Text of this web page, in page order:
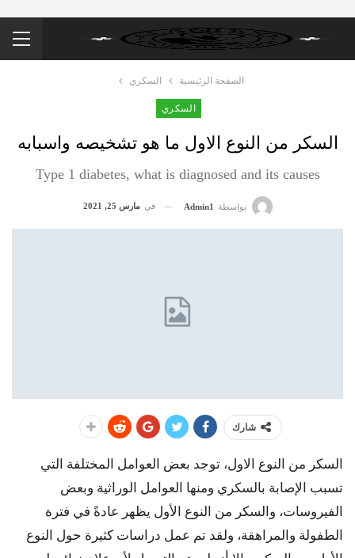
الصفحة الرئيسية السكري
السكري
السكر من النوع الاول ما هو تشخيصه واسبابه
Type 1 diabetes, what is diagnosed and its causes
بواسطة Admin1 في مارس 25, 2021
شارك
السكر من النوع الاول، توجد بعض العوامل المختلفة التي
تسبب الإصابة بالسكري ومنها العوامل الوراثية وبعض
الفيروسات، والسكر من النوع الأول يظهر عادةً في فترة
الطفولة والمراهقة، ولقد تم عمل دراسات كثيرة حول النوع